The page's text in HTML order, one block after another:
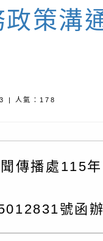
報
播影（
障礙者
三次國
附件英
聞傳播
政策溝
民及學
度促進
習」
府LED
播影片
新聞處
宣導標
影像素
各賣場
專區」
6／27
鼻水、
府LED
策溝
| 人氣：178
傳播處115
號函